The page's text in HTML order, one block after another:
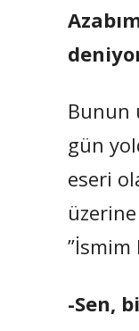
Bunun
gün
eseri
”İsmim
-Sen,